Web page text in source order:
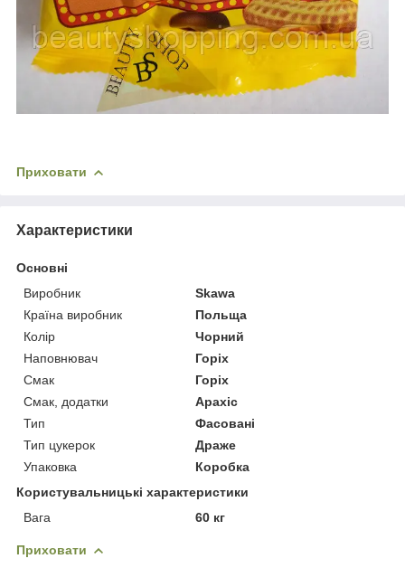
Приховати
Характеристики
Основні
Виробник
Skawa
Країна виробник
Польща
Колір
Чорний
Наповнювач
Горіх
Смак
Горіх
Смак, додатки
Арахіс
Тип
Фасовані
Тип цукерок
Драже
Упаковка
Коробка
Користувальницькі характеристики
Вага
60 кг
Приховати